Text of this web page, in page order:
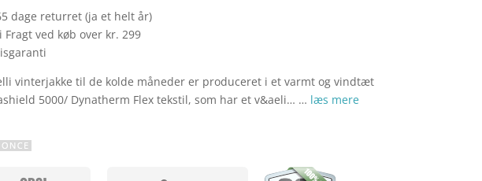
dage returret (ja et helt år)
Fragt ved køb over kr. 299
vinterjakke til de kolde måneder er produceret i et varmt og vindtæt
5000/ Dynatherm Flex tekstil, som har et v&aeli… … læs mere